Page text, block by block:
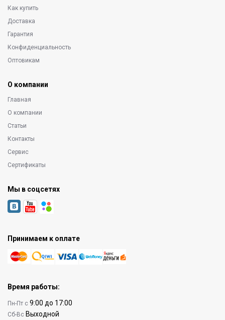
Как купить
Доставка
Гарантия
Конфиденциальность
Оптовикам
О компании
Главная
О компании
Статьи
Контакты
Сервис
Сертификаты
Мы в соцсетях
Принимаем к оплате
Время работы:
Пн-Пт с 9:00 до 17:00
Сб-Вс Выходной